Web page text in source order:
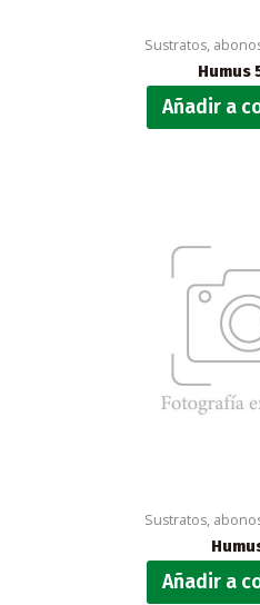
Sustratos,
Humus
Añadir a
Sustratos,
Añadir a